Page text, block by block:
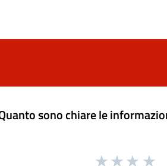
sono chiare le